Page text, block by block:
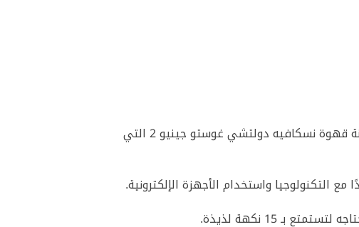
إذا كنت ترغب بالتوقف عن شراء القهوة والاستثمار في ماكينة صنع قهوة عالية الجودة، فإليك ماكينة قهوة نسكافيه دولتشي غوستو جينيو 2 التي
15 نكهة لذيذة.